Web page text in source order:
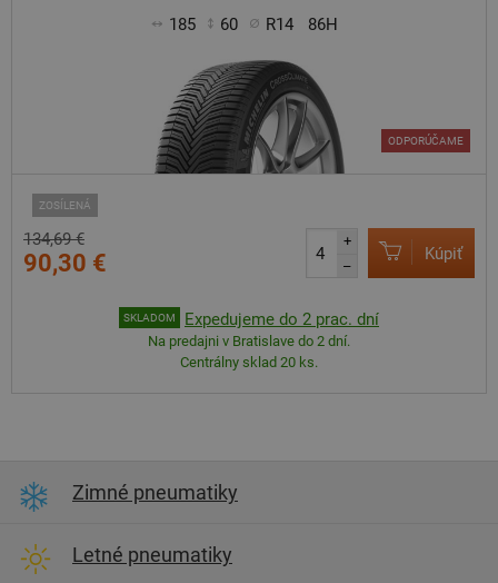
185 60 R14 86H
ZOSÍLENÁ
ODPORÚČAME
134,69 €
90,30 €
+
–
Kúpiť
SKLADOM Expedujeme do 2 prac. dní
Na predajni v Bratislave do 2 dní.
Centrálny sklad 20 ks.
Zimné pneumatiky
Letné pneumatiky